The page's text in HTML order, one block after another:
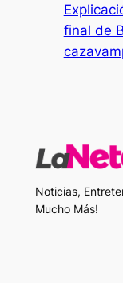
final de
Noticias,
Mucho Más!